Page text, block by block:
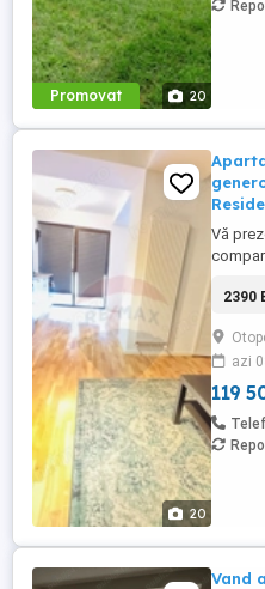
Promovat 20
20
Vă
utilă
2390
azi
119
Vand